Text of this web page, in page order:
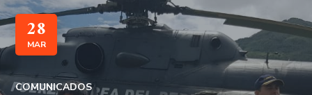
28
MAR
COMUNICADOS